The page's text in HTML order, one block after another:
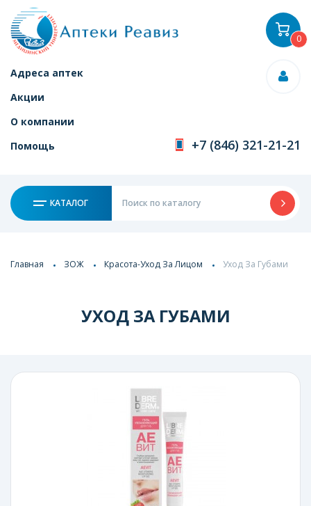
Адреса аптек
Акции
О компании
Помощь
+7 (846) 321-21-21
КАТАЛОГ
0
Главная ЗОЖ Красота-Уход За Лицом Уход За Губами
УХОД ЗА ГУБАМИ